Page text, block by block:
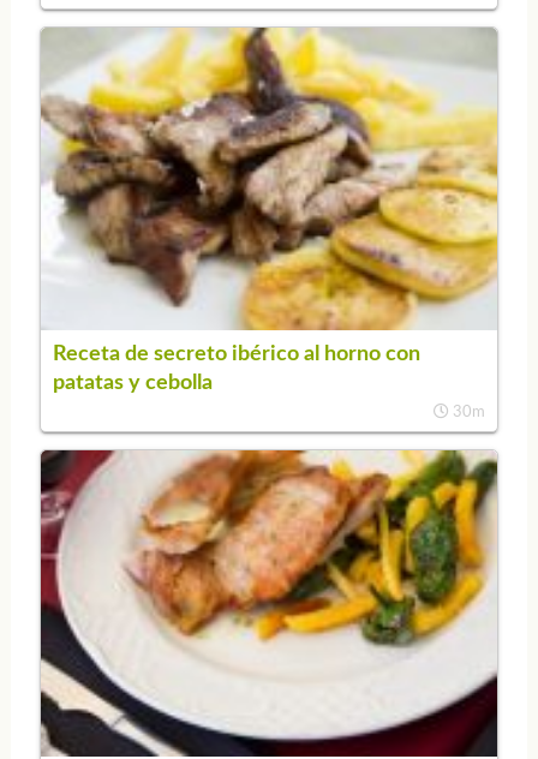
Receta de secreto ibérico al horno con
patatas y cebolla
30m